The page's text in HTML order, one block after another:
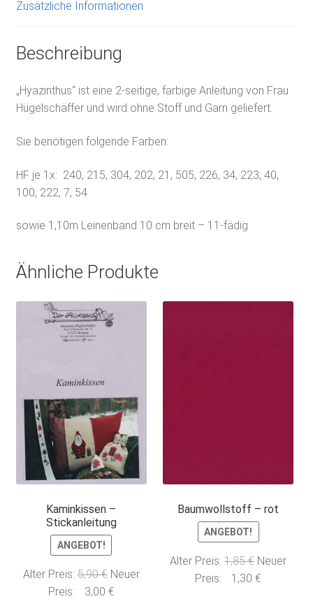
Zusätzliche Informationen
Beschreibung
„Hyazinthus“ ist eine 2-seitige, farbige Anleitung von Frau
Hügelschäffer und wird ohne Stoff und Garn geliefert.
Sie benötigen folgende Farben:
HF je 1x: 240, 215, 304, 202, 21, 505, 226, 34, 223, 40,
100, 222, 7, 54
sowie 1,10m Leinenband 10 cm breit – 11-fädig
Ähnliche Produkte
Kaminkissen –
Stickanleitung
ANGEBOT!
Alter Preis: 5,90€ Ursprünglicher
Preis
Neuer
Preis:
3,00 €Aktueller
Baumwollstoff – rot
ANGEBOT!
Alter Preis: 1,85€
Preis
Neuer
Preis:
1,30€